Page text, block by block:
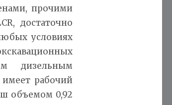
прочими
достаточно
условиях
дизельным
имеет рабочий
объемом 0,92